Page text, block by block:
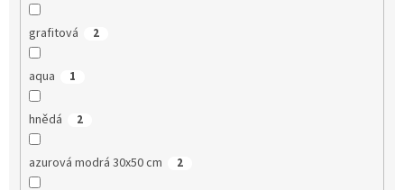
grafitová 2
aqua 1
hnědá 2
azurová modrá 30x50 cm 2